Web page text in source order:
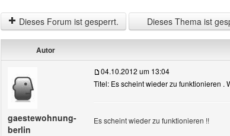
Dieses Forum ist gesperrt. Dieses Thema ist
Autor
gaestewohnung-
berlin
04.10.2012 um 13:04
Titel: Es scheint wieder zu funktionieren .
Es scheint wieder zu funktionieren !!